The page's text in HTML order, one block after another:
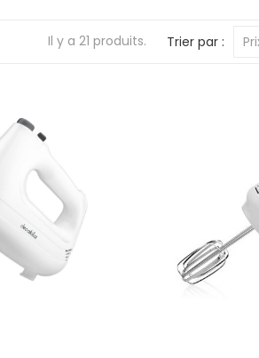
Il y a 21 produits. Trier par :